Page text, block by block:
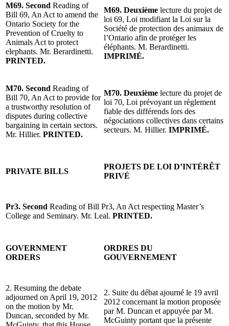
M69. Second Reading of
Bill 69, An Act to amend the
Ontario Society for the
Prevention of Cruelty to
Animals Act to protect
elephants. Mr. Berardinetti.
PRINTED.
M69. Deuxième lecture du projet de
loi 69, Loi modifiant la Loi sur la
Société de protection des animaux de
l’Ontario afin de protéger les
éléphants. M. Berardinetti.
IMPRIMÉ.
M70. Second Reading of
Bill 70, An Act to provide for
a trustworthy resolution of
disputes during collective
bargaining in certain sectors.
Mr. Hillier. PRINTED.
M70. Deuxième lecture du projet de
loi 70, Loi prévoyant un règlement
fiable des différends lors des
négociations collectives dans certains
secteurs. M. Hillier. IMPRIMÉ.
PRIVATE BILLS
PROJETS DE LOI D’INTÉRÊT
PRIVÉ
Pr3. Second Reading of Bill Pr3, An Act respecting Master’s
College and Seminary. Mr. Leal. PRINTED.
GOVERNMENT
ORDERS
ORDRES DU
GOUVERNEMENT
2. Resuming the debate
adjourned on April 19, 2012
on the motion by Mr.
Duncan, seconded by Mr.
2. Suite du débat ajourné le 19 avril
2012 concernant la motion proposée
par M. Duncan et appuyée par M.
McGuinty portant que la présente